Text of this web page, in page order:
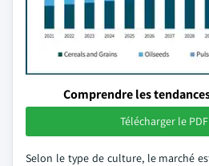
Comprendre les
Télécharger le
Selon le type de culture, le marché